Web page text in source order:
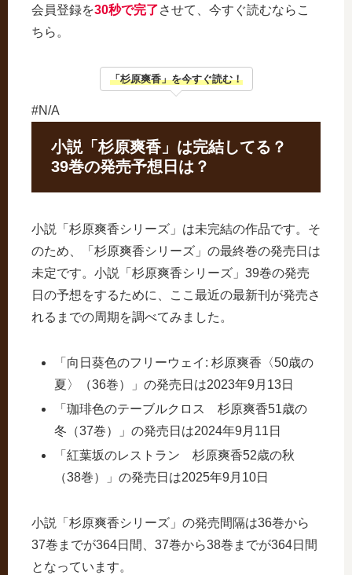
会員登録を30秒で完了させて、今すぐ読むならこ
ちら。
「杉原爽香」を今すぐ読む！
#N/A
小説「杉原爽香」は完結してる？
39巻の発売予想日は？
小説「杉原爽香シリーズ」は未完結の作品です。そ
のため、「杉原爽香シリーズ」の最終巻の発売日は
未定です。小説「杉原爽香シリーズ」39巻の発売
日の予想をするために、ここ最近の最新刊が発売さ
れるまでの周期を調べてみました。
「向日葵色のフリーウェイ: 杉原爽香〈50歳の
夏〉（36巻）」の発売日は2023年9月13日
「珈琲色のテーブルクロス 杉原爽香51歳の
冬（37巻）」の発売日は2024年9月11日
「紅葉坂のレストラン 杉原爽香52歳の秋
（38巻）」の発売日は2025年9月10日
小説「杉原爽香シリーズ」の発売間隔は36巻から
37巻までが364日間、37巻から38巻までが364日間
となっています。